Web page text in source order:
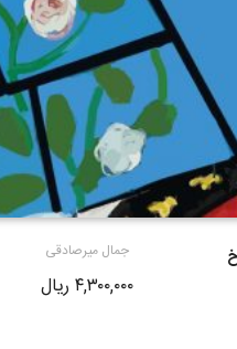
جمال میرصادقی
۴,۳۰۰,۰۰۰ ریال